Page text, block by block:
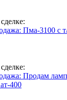
Пма-3100 с
Продам
400